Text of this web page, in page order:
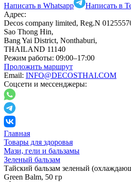
Написать в Whatsapp
Написать в
Адрес:
Decos company limited, Reg.N
Sao Thong Hin,
Bang Yai District, Nonthaburi,
THAILAND 11140
Режим работы: 09:00–17:00
Проложить маршрут
Email: INFO@DECOSTHAI.COM
Соцсети и мессенджеры:
Главная
Товары для здоровья
Мази, гели и бальзамы
Зеленый бальзам
Тайский бальзам зеленый
Green Balm, 50 гр